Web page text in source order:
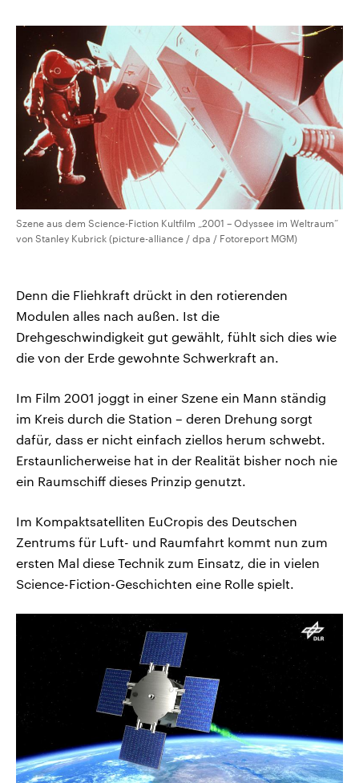
Audio-Archiv
Szene aus dem Science-Fiction Kultfilm „2001 – Odyssee im Weltraum“
von Stanley Kubrick (picture-alliance / dpa / Fotoreport MGM)
Denn die Fliehkraft drückt in den rotierenden
Modulen alles nach außen. Ist die
Drehgeschwindigkeit gut gewählt, fühlt sich dies wie
die von der Erde gewohnte Schwerkraft an.
Im Film 2001 joggt in einer Szene ein Mann ständig
im Kreis durch die Station – deren Drehung sorgt
dafür, dass er nicht einfach ziellos herum schwebt.
Erstaunlicherweise hat in der Realität bisher noch nie
ein Raumschiff dieses Prinzip genutzt.
Im Kompaktsatelliten EuCropis des Deutschen
Zentrums für Luft- und Raumfahrt kommt nun zum
ersten Mal diese Technik zum Einsatz, die in vielen
Science-Fiction-Geschichten eine Rolle spielt.